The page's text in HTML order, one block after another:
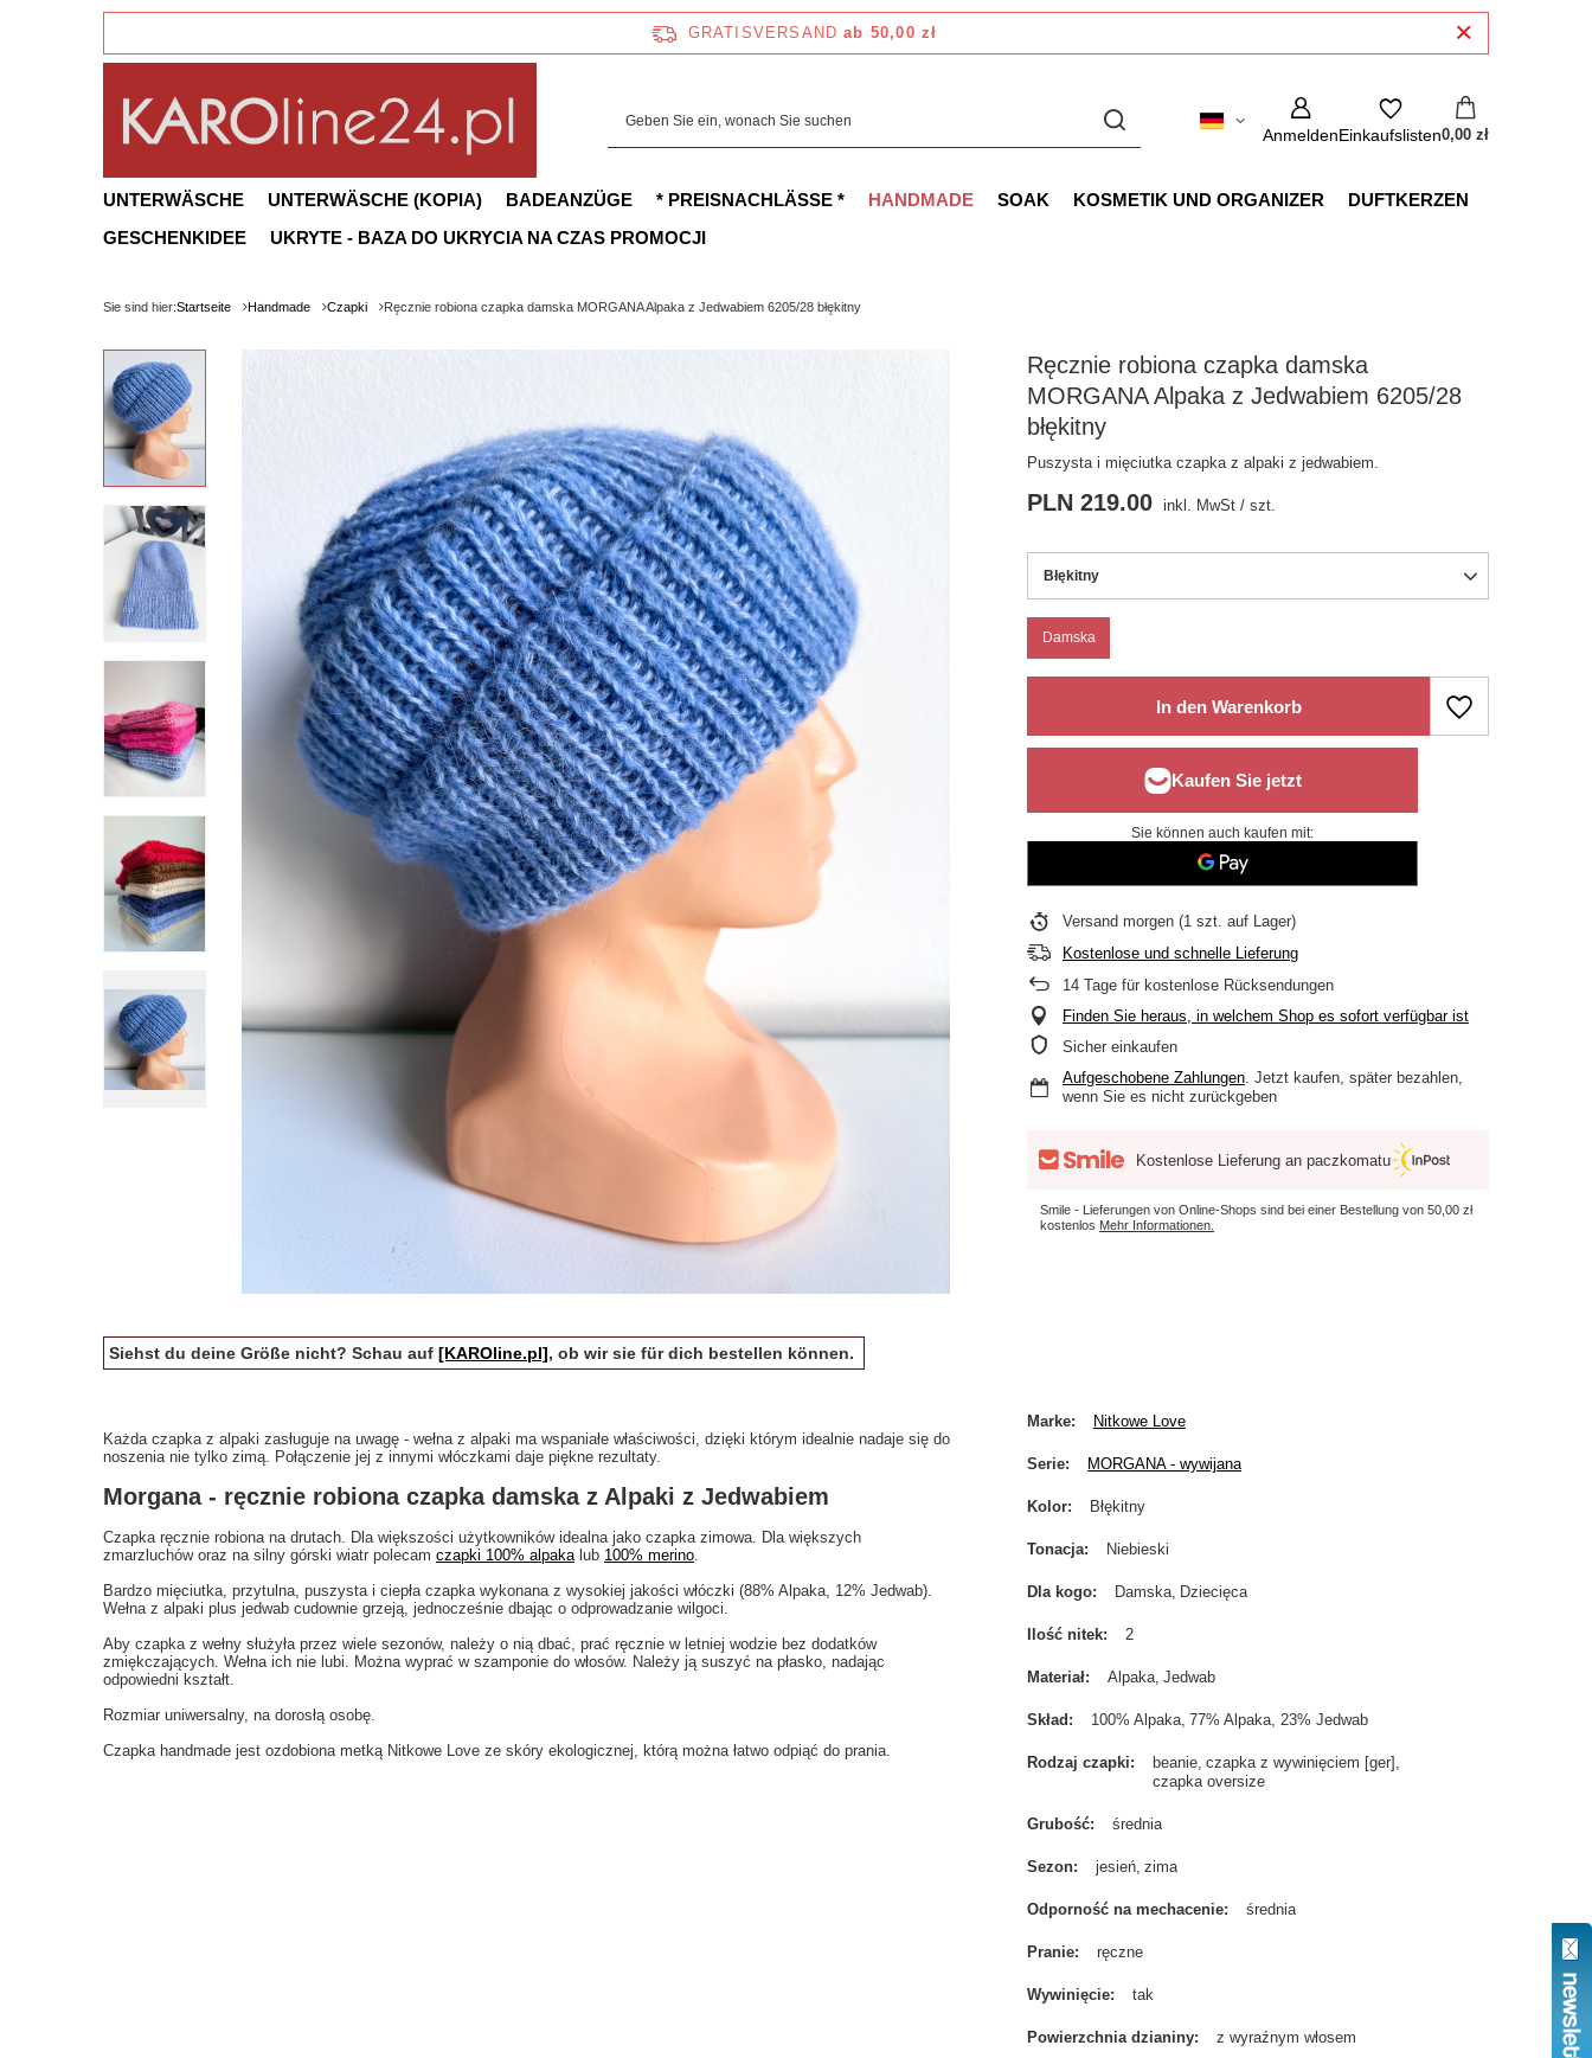
GRATISVERSAND ab 50,00 zł
AnmeldenEinkaufslisten0,00 zł
UNTERWÄSCHE UNTERWÄSCHE (KOPIA) BADEANZÜGE * PREISNACHLÄSSE * HANDMADE SOAK KOSMETIK UND ORGANIZER
DUFTKERZEN
GESCHENKIDEE
UKRYTE - BAZA DO UKRYCIA NA CZAS PROMOCJI
Sie sind hier:Startseite Handmade Czapki Ręcznie robiona czapka damska MORGANA Alpaka z Jedwabiem 6205/28 błękitny
Ręcznie robiona czapka damska
MORGANA Alpaka z Jedwabiem 6205/28
błękitny
Puszysta i mięciutka czapka z alpaki z jedwabiem.
Błękitny
Damska
PLN 219.00 inkl. MwSt /szt.
In den Warenkorb
Sie können auch kaufen mit:
Versandmorgen(1 szt. auf Lager)
Kostenlose und schnelle Lieferung
14 Tage für kostenlose Rücksendungen
Finden Sie heraus, in welchem Shop es sofort verfügbar ist
Sicher einkaufen
Aufgeschobene Zahlungen. Jetzt kaufen, später bezahlen,
wenn Sie es nicht zurückgeben
Kostenlose Lieferung an paczkomatu
Smile - Lieferungen von Online-Shops sind bei einer Bestellung von50,00 zł
kostenlos Mehr Informationen.
Siehst du deine Größe nicht? Schau auf [KAROline.pl], ob wir sie für dich bestellen können.
Każda czapka z alpaki zasługuje na uwagę - wełna z alpaki ma wspaniałe właściwości, dzięki którym idealnie nadaje się do
noszenia nie tylko zimą. Połączenie jej z innymi włóczkami daje piękne rezultaty.
Morgana - ręcznie robiona czapka damska z Alpaki z Jedwabiem
Czapka ręcznie robiona na drutach. Dla większości użytkowników idealna jako czapka zimowa. Dla większych
zmarzluchów oraz na silny górski wiatr polecam czapki 100% alpakalub 100% merino.
Bardzo mięciutka, przytulna, puszysta i ciepła czapka wykonana z wysokiej jakości włóczki (88% Alpaka, 12% Jedwab).
Wełna z alpaki plus jedwab cudownie grzeją, jednocześnie dbając o odprowadzanie wilgoci.
Aby czapka z wełny służyła przez wiele sezonów, należy o nią dbać, prać ręcznie w letniej wodzie bez dodatków
zmiękczających. Wełna ich nie lubi. Można wyprać w szamponie do włosów. Należy ją suszyć na płasko, nadając
odpowiedni kształt.
Rozmiar uniwersalny, na dorosłą osobę.
Czapka handmade jest ozdobiona metką Nitkowe Love ze skóry ekologicznej, którą można łatwo odpiąć do prania.
Marke Nitkowe Love
Serie MORGANA - wywijana
Kolor Błękitny
Tonacja Niebieski
Dla kogo Damska Dziecięca
Ilość nitek 2
Materiał Alpaka Jedwab
Skład 100% Alpaka 77% Alpaka, 23% Jedwab
Rodzaj czapki beanie czapka z wywinięciem [ger]
czapka oversize
Grubość średnia
Sezon jesień zima
Odporność na mechacenie średnia
Pranie ręczne
Wywinięcie tak
Powierzchnia dzianiny z wyraźnym włosem